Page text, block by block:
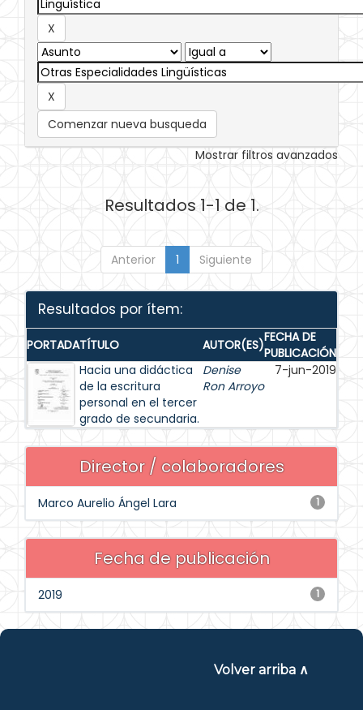
Comenzar nueva busqueda
Mostrar filtros avanzados
Resultados 1-1 de 1.
Anterior 1 Siguiente
Resultados por ítem:
PORTADATÍTULO AUTOR(ES)FECHA DE
PUBLICACIÓN
Hacia una didáctica
de la escritura
personal en el tercer
grado de secundaria.
Denise
Ron Arroyo
7-jun-2019
Director / colaboradores
1
Marco Aurelio Ángel Lara
Fecha de publicación
1
2019
Volver arriba ∧